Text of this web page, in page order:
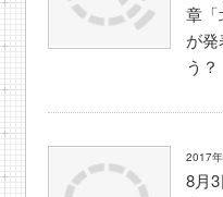
章「
が
う？
2017
8月